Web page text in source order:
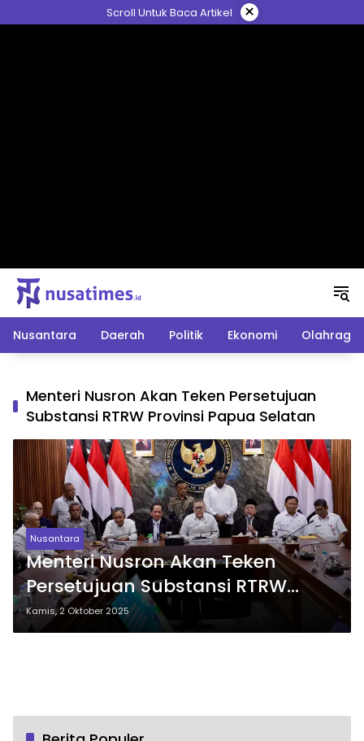
ke
Scroll Untuk Baca Artikel ×
Nusantara Daerah Politik Ekonomi Olahraga
Menteri Nusron Akan Teken Persetujuan
Substansi RTRW Provinsi Papua Selatan
Nusantara
Menteri Nusron Akan Teken
Persetujuan Substansi RTRW
Provinsi Papua Selatan Dukung
Swasembada Pangan
Kamis, 2 Oktober 2025